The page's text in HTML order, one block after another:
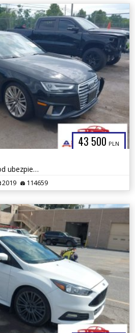
43 500 PLN
2019r., 45 Premium, 2L, od ubezpieczalni
2019 114659